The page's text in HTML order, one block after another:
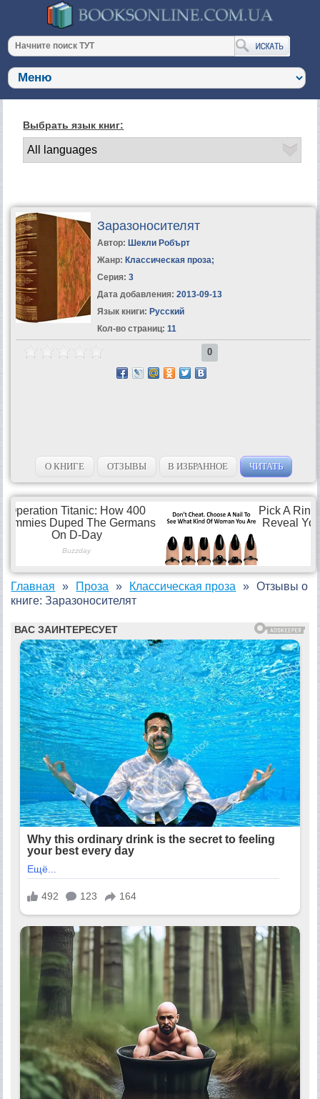
Выбрать язык книг:
Заразоносителят
Автор: Шекли Робърт
Жанр: Классическая проза;
Серия: 3
Дата добавления: 2013-09-13
Язык книги: Русский
Кол-во страниц: 11
0
О КНИГЕ ОТЗЫВЫ В ИЗБРАННОЕ ЧИТАТЬ
Главная Проза Классическая проза
Отзывы о
книге: Заразоносителят